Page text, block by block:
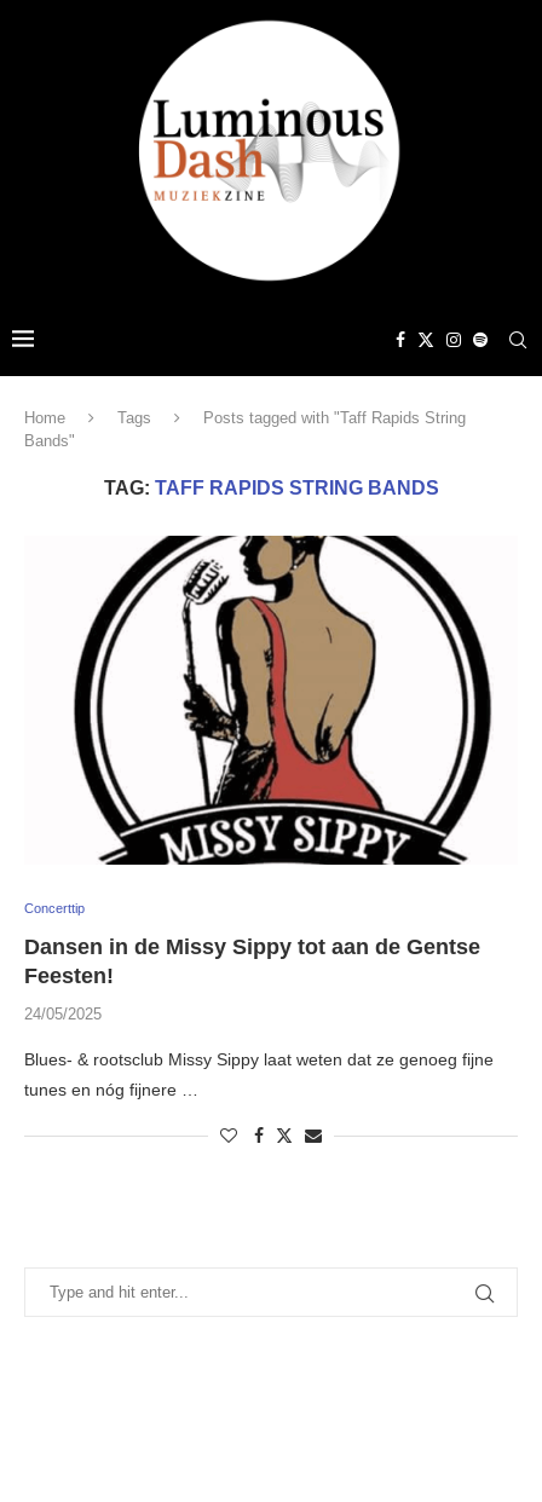
Home Tags
Posts tagged with "Taff Rapids String
Bands"
TAG: TAFF RAPIDS STRING BANDS
Concerttip
Dansen in de Missy Sippy tot aan de Gentse
Feesten!
24/05/2025
Blues- & rootsclub Missy Sippy laat weten dat ze genoeg fijne
tunes en nóg fijnere …